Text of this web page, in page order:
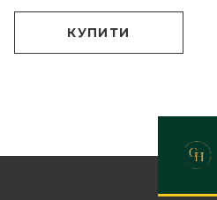
КУПИТИ